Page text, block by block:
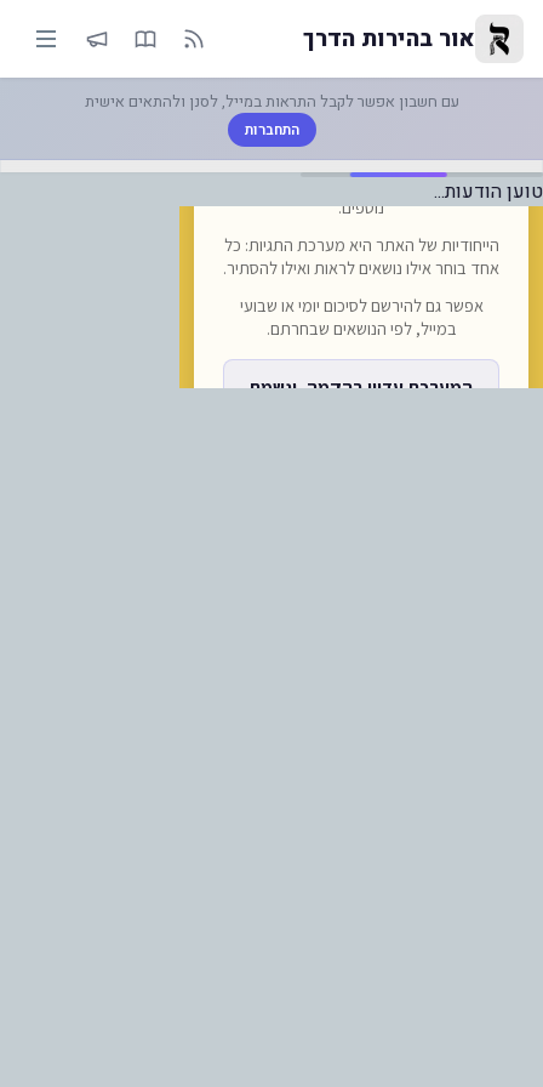
בנתב"ג משתדרגים בימים אלה
אור בהירות הדרך
עם חשבון אפשר לקבל התראות במייל, לסנן ולהתאים אישית
התחברות
טוען הודעות...